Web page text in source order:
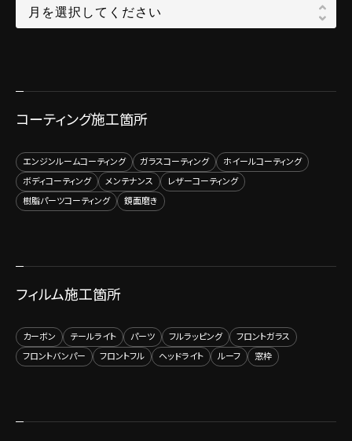
コーティング施工箇所
エンジンルームコーティング ガラスコーティング
ホイールコーティング
ボディコーティング
メンテナンス
レザーコーティング
樹脂パーツコーティング
鏡面磨き
フィルム施工箇所
カーボン テールライト パーツ フルラッピング
フロントガラス
フロントバンパー
フロントフル ヘッドライト ルーフ 窓枠